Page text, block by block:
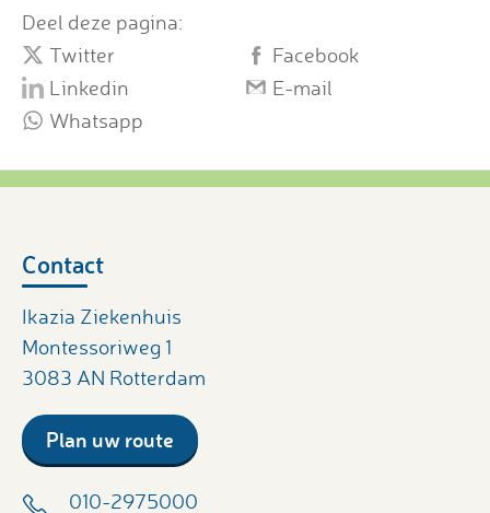
Deel deze pagina:
Twitter
Facebook
Linkedin
E-mail
Whatsapp
Contact
Ikazia Ziekenhuis
Montessoriweg 1
3083 AN Rotterdam
Plan uw route
010-2975000